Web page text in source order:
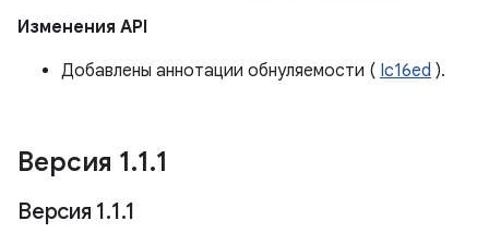
Изменения API
Добавлены аннотации обнуляемости ( Ic16ed ).
Версия 1.1.1
Версия 1.1.1